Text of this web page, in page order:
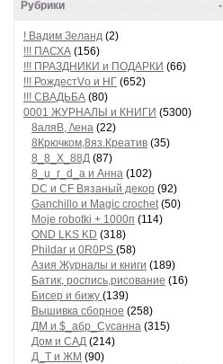
-
Рубрики
! Вадим Зеланд (2)
!!! ПАСХА (156)
!!! ПРАЗДНИКИ и ПОДАРКИ (66)
!!! РождестVо и НГ (652)
!!! СВАДЬБА (80)
0001 ЖУРНАЛЫ и КНИГИ (5300)
8аляB, /\ена (22)
8Крючком,8яз.Креатив (35)
8_8_Х_88Д (87)
8_u_г_d_a и Анна (102)
DC и CF Вязаный декор (92)
Ganchillo и Magic crochet(50)
Moje robotki + 1000п (114)
OND LKS KD (318)
Phildar и 0R0PS (58)
Азия Журналы и книги (189)
Батик, роспись,рисование (16)
Бисер и бижу (139)
Вышивка сборное (258)
ДМ и $_абр_Сусанна (315)
Дом и САД (214)
Д_Т и ЖМ (90)